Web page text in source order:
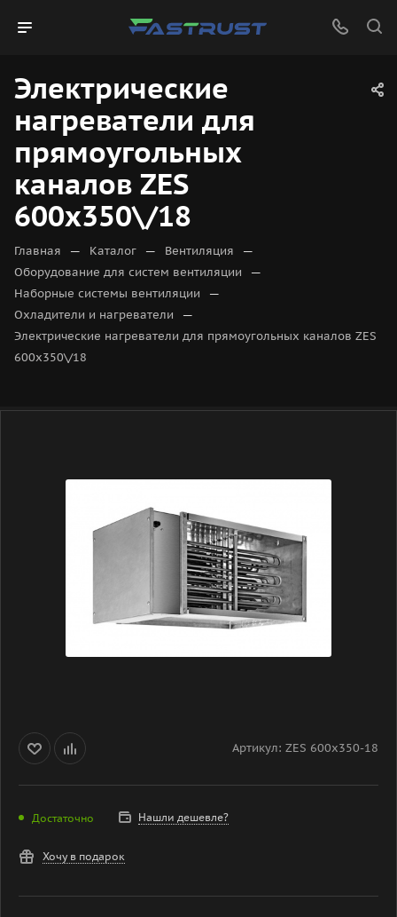
Электрические
нагреватели для
прямоугольных
каналов ZES
600x350\/18
Главная — Каталог — Вентиляция —
Оборудование для систем вентиляции —
Наборные системы вентиляции —
Охладители и нагреватели —
Электрические нагреватели для прямоугольных каналов ZES
600x350\/18
Артикул: ZES 600x350-18
Достаточно Нашли дешевле?
Хочу в подарок